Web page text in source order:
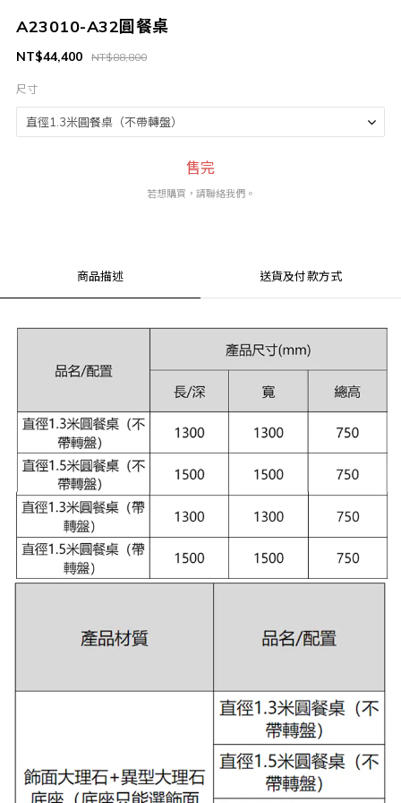
A23010-A32圓餐桌
NT$88,800
NT$44,400
尺寸
售完
若想購買，請聯絡我們。
商品描述 送貨及付款方式